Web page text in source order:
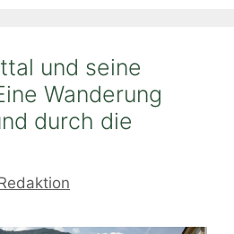
und seine
Wanderung
durch die